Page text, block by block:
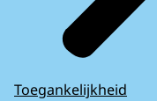
Toegankelijkheid